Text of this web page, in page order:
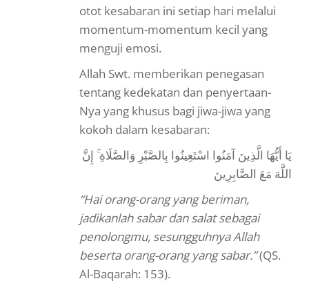
otot kesabaran ini setiap hari melalui
momentum-momentum kecil yang
menguji emosi.
Allah Swt. memberikan penegasan
tentang kedekatan dan penyertaan-
Nya yang khusus bagi jiwa-jiwa yang
kokoh dalam kesabaran:
يَا أَيُّهَا الَّذِينَ آمَنُوا اسْتَعِينُوا بِالصَّبْرِ وَالصَّلَاةِ ۚ إِنَّ
اللَّهَ مَعَ الصَّابِرِينَ
“Hai orang-orang yang beriman,
jadikanlah sabar dan salat sebagai
penolongmu, sesungguhnya Allah
beserta orang-orang yang sabar.”(QS.
Al-Baqarah: 153).